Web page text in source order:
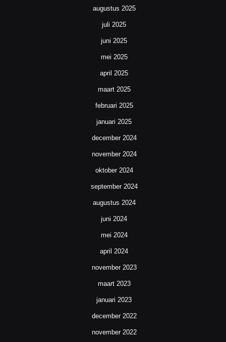
augustus 2025
juli 2025
juni 2025
mei 2025
april 2025
maart 2025
februari 2025
januari 2025
december 2024
november 2024
oktober 2024
september 2024
augustus 2024
juni 2024
mei 2024
april 2024
november 2023
maart 2023
januari 2023
december 2022
november 2022